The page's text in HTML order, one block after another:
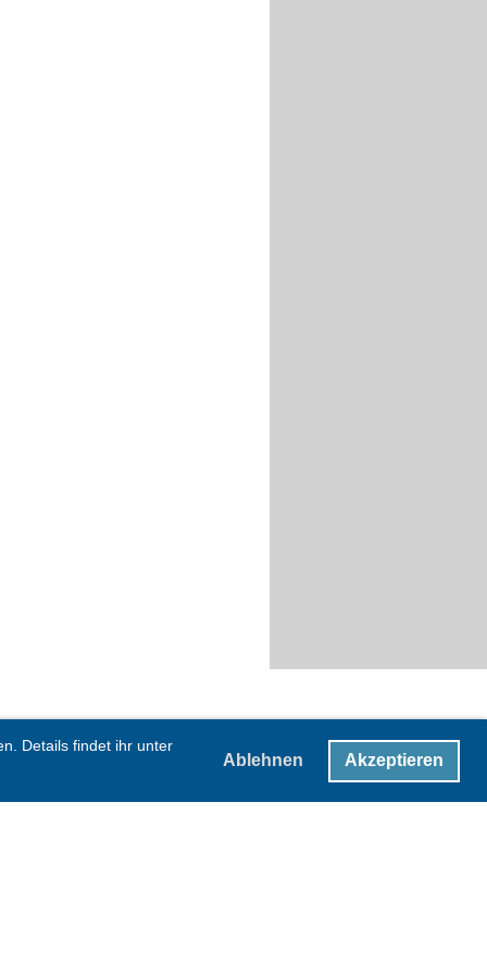
Details findet ihr unter
Ablehnen Akzeptieren